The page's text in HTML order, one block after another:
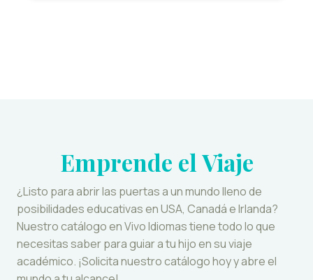
Emprende el Viaje
¿Listo para abrir las puertas a un mundo lleno de
posibilidades educativas en USA, Canadá e Irlanda?
Nuestro catálogo en Vivo Idiomas tiene todo lo que
necesitas saber para guiar a tu hijo en su viaje
académico. ¡Solicita nuestro catálogo hoy y abre el